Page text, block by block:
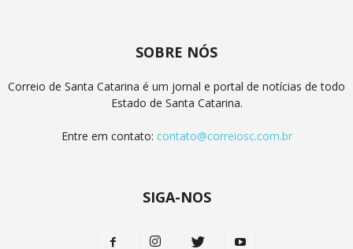
SOBRE NÓS
Correio de Santa Catarina é um jornal e portal de notícias de todo
Estado de Santa Catarina.
Entre em contato: contato@correiosc.com.br
SIGA-NOS